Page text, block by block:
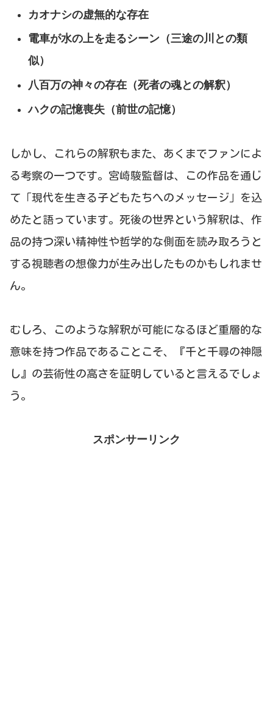
カオナシの虚無的な存在
電車が水の上を走るシーン（三途の川との類
似）
八百万の神々の存在（死者の魂との解釈）
ハクの記憶喪失（前世の記憶）
しかし、これらの解釈もまた、あくまでファンによ
る考察の一つです。宮崎駿監督は、この作品を通じ
て「現代を生きる子どもたちへのメッセージ」を込
めたと語っています。死後の世界という解釈は、作
品の持つ深い精神性や哲学的な側面を読み取ろうと
する視聴者の想像力が生み出したものかもしれませ
ん。
むしろ、このような解釈が可能になるほど重層的な
意味を持つ作品であることこそ、『千と千尋の神隠
し』の芸術性の高さを証明していると言えるでしょ
う。
スポンサーリンク